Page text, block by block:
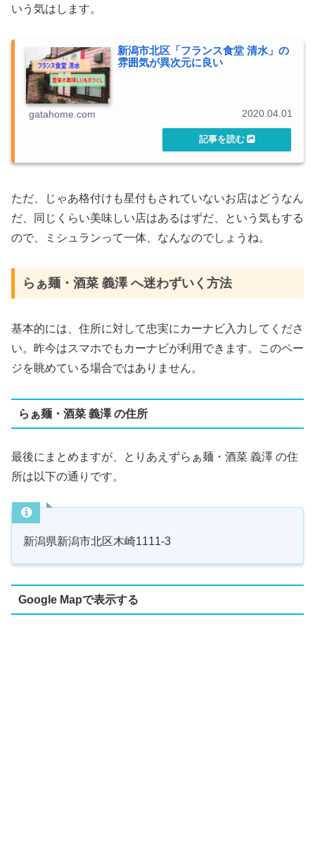
いう気はします。
新潟市北区「フランス食堂 清水」の
雰囲気が異次元に良い
gatahome.com 2020.04.01
ただ、じゃあ格付けも星付もされていないお店はどうなん
だ、同じくらい美味しい店はあるはずだ、という気もする
ので、ミシュランって一体、なんなのでしょうね。
らぁ麺・酒菜 義澤 へ迷わずいく方法
基本的には、住所に対して忠実にカーナビ入力してくださ
い。昨今はスマホでもカーナビが利用できます。このペー
ジを眺めている場合ではありません。
らぁ麺・酒菜 義澤 の住所
最後にまとめますが、とりあえずらぁ麺・酒菜 義澤 の住
所は以下の通りです。
新潟県新潟市北区木崎1111-3
Google Mapで表示する